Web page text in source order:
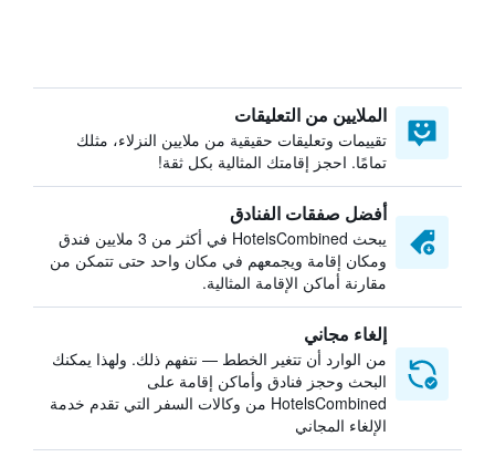
الملايين من التعليقات
تقييمات وتعليقات حقيقية من ملايين النزلاء، مثلك
تمامًا. احجز إقامتك المثالية بكل ثقة!
أفضل صفقات الفنادق
يبحث HotelsCombined في أكثر من 3 ملايين فندق
ومكان إقامة ويجمعهم في مكان واحد حتى تتمكن من
مقارنة أماكن الإقامة المثالية.
إلغاء مجاني
من الوارد أن تتغير الخطط — نتفهم ذلك. ولهذا يمكنك
البحث وحجز فنادق وأماكن إقامة على
HotelsCombined من وكالات السفر التي تقدم خدمة
الإلغاء المجاني